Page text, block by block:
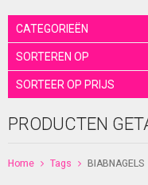
CATEGORIEËN
SORTEREN OP
SORTEER OP PRIJS
PRODUCTEN
Home Tags BIABNAGELS